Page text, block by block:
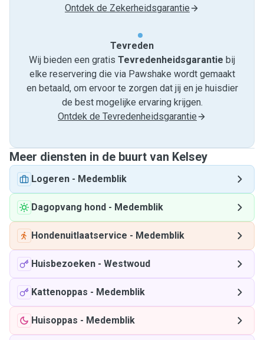
Ontdek de Zekerheidsgarantie
Tevreden
Wij bieden een gratis Tevredenheids­garantie bij
elke reservering die via Pawshake wordt gemaakt
en betaald, om ervoor te zorgen dat jij en je huisdier
de best mogelijke ervaring krijgen.
Ontdek de Tevredenheidsgarantie
Meer diensten in de buurt van Kelsey
Logeren - Medemblik
Dagopvang hond - Medemblik
Hondenuitlaatservice - Medemblik
Huisbezoeken - Westwoud
Kattenoppas - Medemblik
Huisoppas - Medemblik